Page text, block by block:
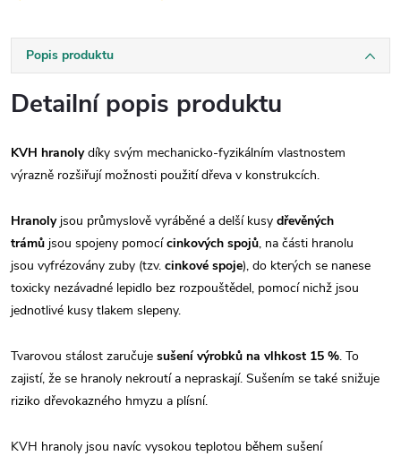
Popis produktu
Detailní popis produktu
KVH hranolydíky svým mechanicko-fyzikálním vlastnostem
výrazně rozšiřují možnosti použití dřeva v konstrukcích.
Hranolyjsou průmyslově vyráběné a delší kusy dřevěných
trámů jsou spojeny pomocícinkových spojů, na části hranolu
jsou vyfrézovány zuby (tzv. cinkové spoje), do kterých se nanese
toxicky nezávadné lepidlo bez rozpouštědel, pomocí nichž jsou
jednotlivé kusy tlakem slepeny.
Tvarovou stálost zaručuje sušení výrobků na vlhkost 15 %. To
zajistí, že se hranoly nekroutí a nepraskají. Sušením se také snižuje
riziko dřevokazného hmyzu a plísní.
KVH hranoly jsou navíc vysokou teplotou během sušení